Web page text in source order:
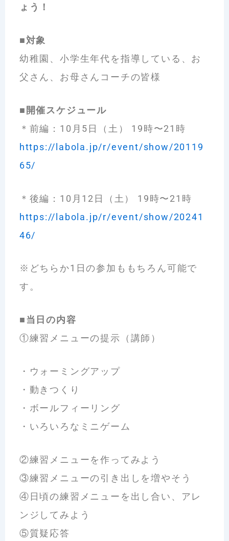
ょう！
■対象
幼稚園、小学生年代を指導している、お
父さん、お母さんコーチの皆様
■ 開催スケジュール
＊前編：10月5日（土） 19時〜21時
https://labola.jp/r/event/show/20119
65/
＊後編：10月12日（土） 19時〜21時
https://labola.jp/r/event/show/20241
46/
※どちらか1日の参加ももちろん可能で
す。
■当日の内容
①練習メニューの提示（講師）
・ウォーミングアップ
・動きつくり
・ボールフィーリング
・いろいろなミニゲーム
②練習メニューを作ってみよう
③練習メニューの引き出しを増やそう
④日頃の練習メニューを出し合い、アレ
ンジしてみよう
⑤質疑応答